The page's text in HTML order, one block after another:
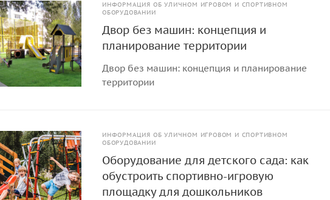
ИНФОРМАЦИЯ ОБ УЛИЧНОМ ИГРОВОМ И СПОРТИВНОМ
ОБОРУДОВАНИИ
Двор без машин: концепция и
планирование территории
Двор без машин: концепция и планирование
территории
ИНФОРМАЦИЯ ОБ УЛИЧНОМ ИГРОВОМ И СПОРТИВНОМ
ОБОРУДОВАНИИ
Оборудование для детского сада: как
обустроить спортивно-игровую
площадку для дошкольников